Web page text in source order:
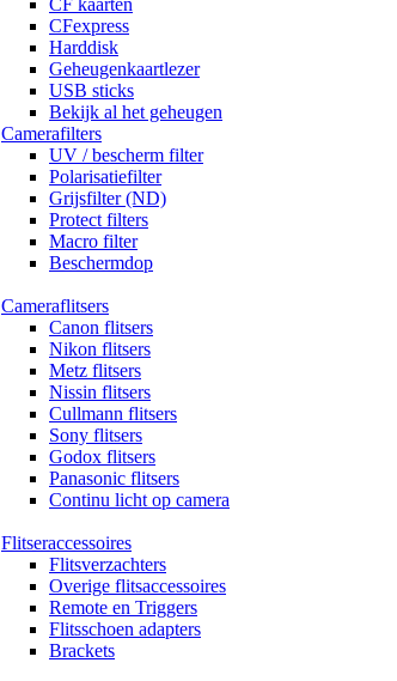
CFexpress
Harddisk
Geheugenkaartlezer
USB sticks
Bekijk al het geheugen
Camerafilters
UV / bescherm filter
Polarisatiefilter
Grijsfilter (ND)
Protect filters
Macro filter
Beschermdop
Cameraflitsers
Canon flitsers
Nikon flitsers
Metz flitsers
Nissin flitsers
Cullmann flitsers
Sony flitsers
Godox flitsers
Panasonic flitsers
Continu licht op camera
Flitseraccessoires
Flitsverzachters
Overige flitsaccessoires
Remote en Triggers
Flitsschoen adapters
Brackets